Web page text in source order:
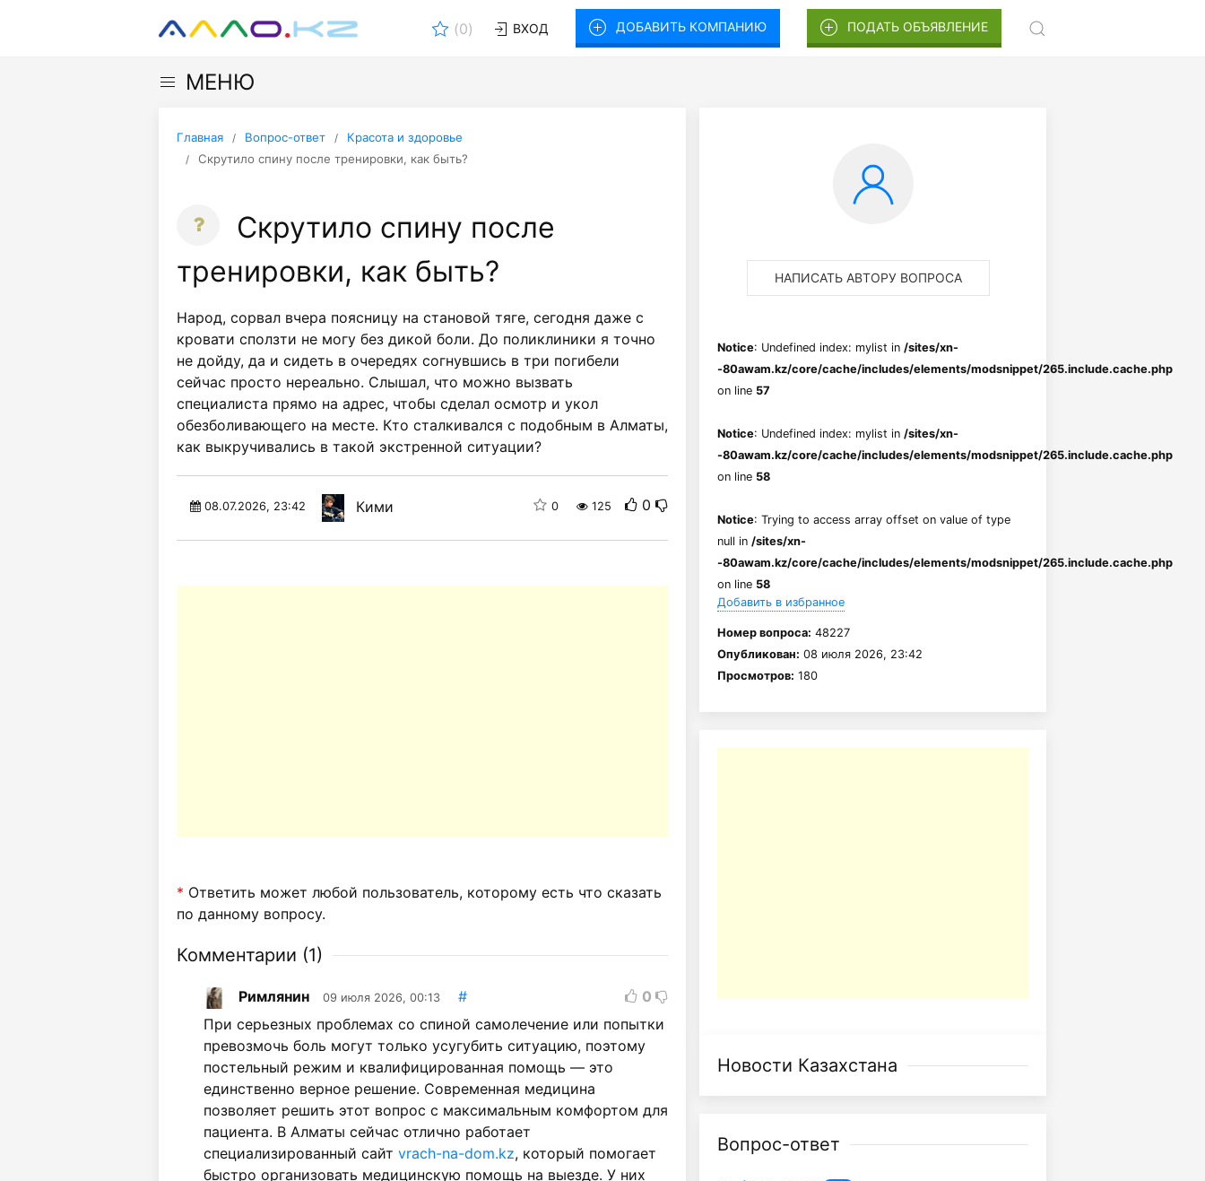
(0) ВХОД ДОБАВИТЬ КОМПАНИЮ ПОДАТЬ ОБЪЯВЛЕНИЕ
МЕНЮ
Главная Вопрос-ответ
Красота и здоровье
Скрутило спину после тренировки, как быть?
Скрутило спину после
тренировки, как быть?
Народ, сорвал вчера поясницу на становой тяге, сегодня даже с
кровати сползти не могу без дикой боли. До поликлиники я точно
не дойду, да и сидеть в очередях согнувшись в три погибели
сейчас просто нереально. Слышал, что можно вызвать
специалиста прямо на адрес, чтобы сделал осмотр и укол
обезболивающего на месте. Кто сталкивался с подобным в Алматы,
как выкручивались в такой экстренной ситуации?
08.07.2026, 23:42 Кими 0 125 0
* Ответить может любой пользователь, которому есть что сказать
по данному вопросу.
Комментарии (1)
Римлянин 09 июля 2026, 00:13 #
0
При серьезных проблемах со спиной самолечение или попытки
превозмочь боль могут только усугубить ситуацию, поэтому
постельный режим и квалифицированная помощь — это
единственно верное решение. Современная медицина
позволяет решить этот вопрос с максимальным комфортом для
пациента. В Алматы сейчас отлично работает
специализированный сайт vrach-na-dom.kz, который помогает
быстро организовать медицинскую помощь на выезде. У них
НАПИСАТЬ АВТОРУ ВОПРОСА
Notice: Undefined index: mylist in /sites/xn-
-80awam.kz/core/cache/includes/elements/modsnippet/265.include.cache.php
on line 57
Notice: Undefined index: mylist in /sites/xn-
-80awam.kz/core/cache/includes/elements/modsnippet/265.include.cache.php
on line 58
Notice: Trying to access array offset on value of type
null in /sites/xn-
-80awam.kz/core/cache/includes/elements/modsnippet/265.include.cache.php
on line 58
Добавить в избранное
Номер вопроса: 48227
Опубликован: 08 июля 2026, 23:42
Просмотров: 180
Новости Казахстана
Вопрос-ответ